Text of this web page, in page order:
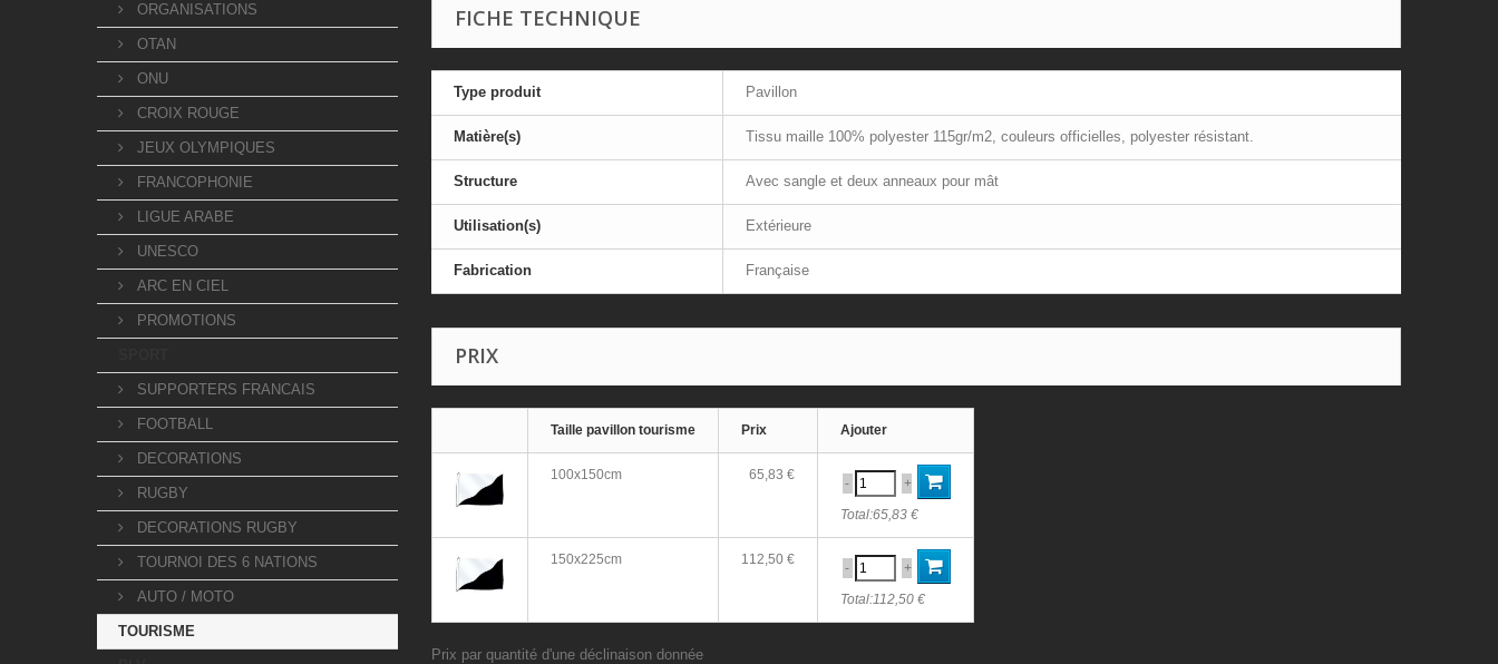
ORGANISATIONS
OTAN
ONU
CROIX ROUGE
JEUX OLYMPIQUES
FRANCOPHONIE
LIGUE ARABE
UNESCO
ARC EN CIEL
PROMOTIONS
SUPPORTERS FRANCAIS
FOOTBALL
DECORATIONS
RUGBY
DECORATIONS RUGBY
TOURNOI DES 6 NATIONS
AUTO / MOTO
TOURISME
FICHE TECHNIQUE
Type produit Pavillon
Matière(s) Tissu maille 100% polyester 115gr/m2, couleurs officielles, polyester résistant.
Structure Avec sangle et deux anneaux pour mât
Utilisation(s) Extérieure
Fabrication Française
PRIX
Taille pavillon tourisme Prix Ajouter
100x150cm 65,83 €
-
+
Total:65,83 €
150x225cm 112,50 €
-
+
Total:112,50 €
Prix par quantité d'une déclinaison donnée